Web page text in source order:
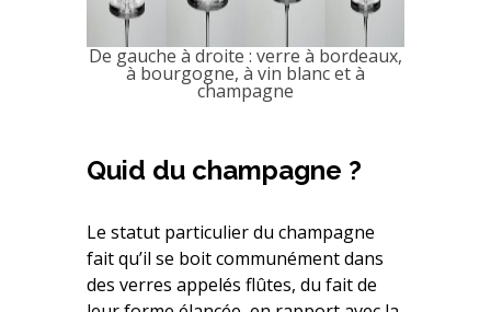
De gauche à droite : verre à bordeaux,
à bourgogne, à vin blanc et à
champagne
Quid du champagne ?
Le statut particulier du champagne
fait qu’il se boit communément dans
des verres appelés flûtes, du fait de